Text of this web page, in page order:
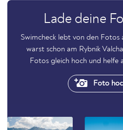
Lade deine
Swimcheck lebt von den Fotos
warst schon am Rybnik
Fotos gleich hoch und helfe
Foto